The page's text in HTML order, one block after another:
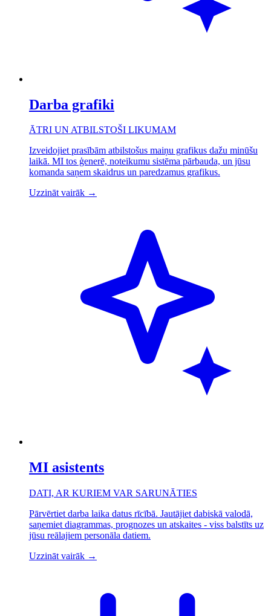
Darba grafiki
ĀTRI UN ATBILSTOŠI LIKUMAM
Izveidojiet prasībām atbilstošus maiņu grafikus dažu minūšu
laikā. MI tos ģenerē, noteikumu sistēma pārbauda, un jūsu
komanda saņem skaidrus un paredzamus grafikus.
Uzzināt vairāk →
MI asistents
DATI, AR KURIEM VAR SARUNĀTIES
Pārvērtiet darba laika datus rīcībā. Jautājiet dabiskā valodā,
saņemiet diagrammas, prognozes un atskaites - viss balstīts uz
jūsu reālajiem personāla datiem.
Uzzināt vairāk →